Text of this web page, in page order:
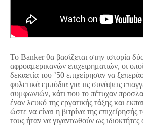
Το Banker θα βασίζεται στην ιστορία
αφροαμερικανών επιχειρηματιών, οι
δεκαετία του ’50 επιχείρησαν να
φυλετικά εμπόδια για τις συνάψεις
συμφωνιών, κάτι που το πέτυχαν
έναν λευκό της εργατικής τάξης και
ώστε να είναι η βιτρίνα της επιχείρησής
τους ήταν να γιγαντωθούν ως ιδιοκτήτες